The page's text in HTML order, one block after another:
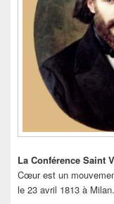
La Conférence Saint
Cœur est un
le 23 avril 1813 à Milan.